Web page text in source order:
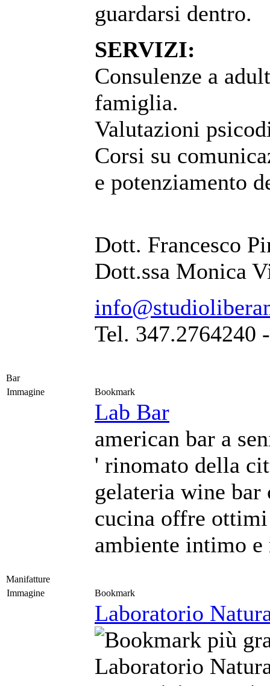
guardarsi dentro.
SERVIZI:
Consulenze a
famiglia.
Valutazioni
Corsi su
e potenziamento
Dott. Francesco
Dott.ssa Monica
Tel. 347.2764240
Bar
Immagine
Bookmark
Lab Bar
american bar a
' rinomato della
gelateria wine bar
cucina offre
ambiente intimo e
Manifatture
Immagine
Bookmark
Laboratorio
Laboratorio